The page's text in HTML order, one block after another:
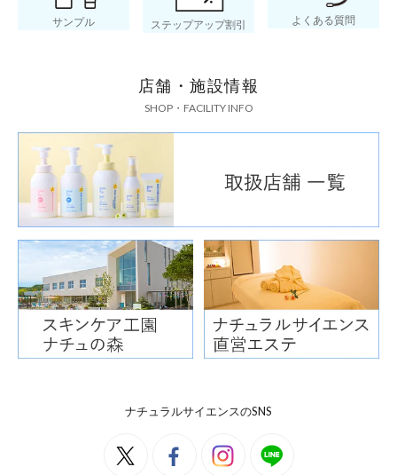
サンプル ステップアップ割引 よくある質問
店舗・施設情報
SHOP・FACILITY INFO
ナチュラルサイエンスのSNS